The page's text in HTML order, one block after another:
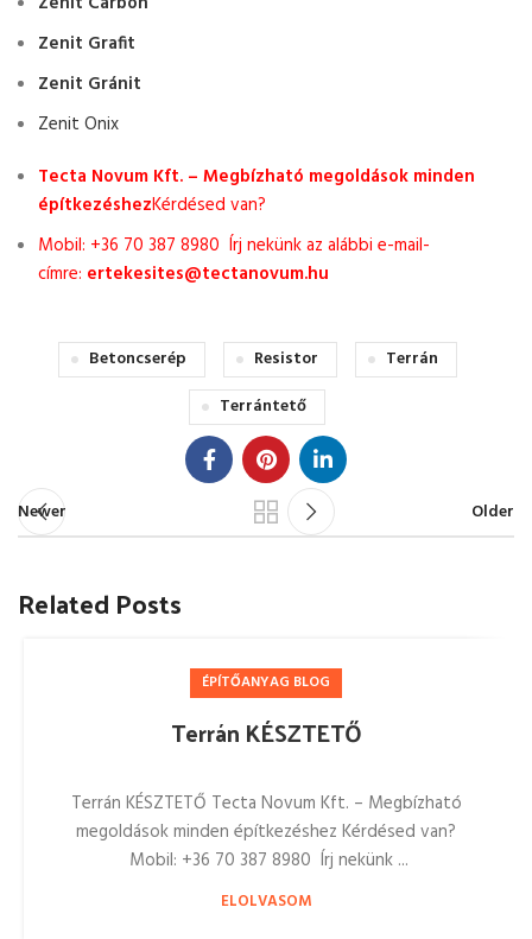
Zenit Grafit
Zenit Gránit
Zenit Onix
Tecta Novum Kft. – Megbízható megoldások minden
építkezéshezKérdésed van?
Mobil: +36 70 387 8980 Írj nekünk az alábbi e-mail-
címre: ertekesites@tectanovum.hu
Betoncserép Resistor
Terrán
Terrántető
Newer Older
Related Posts
ÉPÍTŐANYAG BLOG
Terrán KÉSZTETŐ
Terrán KÉSZTETŐ Tecta Novum Kft. – Megbízható
megoldások minden építkezéshez Kérdésed van?
Mobil: +36 70 387 8980 Írj nekünk ...
ELOLVASOM